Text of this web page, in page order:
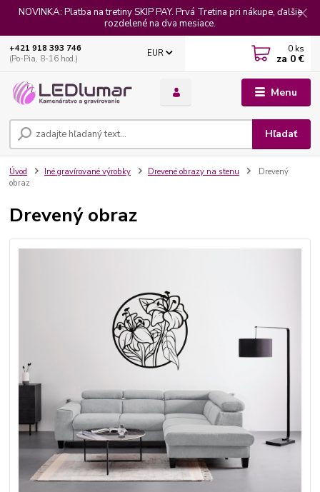
NOVINKA: Platba na tretiny SKIP PAY. Prvá Tretina pri nákupe, ďalšie
rozdelené na dva mesiace.
Menu
EUR
Hľadať
+421 918 393 746
(Po-Pia, 8-16 hod.)
0 ks
za 0 €
Úvod Iné gravírované výrobky Drevené obrazy na stenu
Drevený
obraz
Drevený obraz